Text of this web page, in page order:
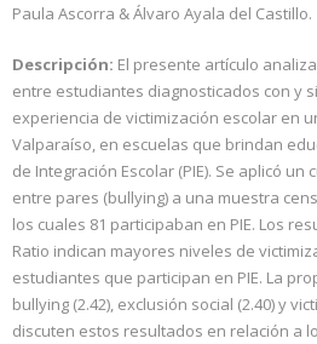
Paula Ascorra & Álvaro Ayala del Castillo.
Descripción: El presente artículo
entre estudiantes diagnosticados con y
experiencia de victimización escolar en
Valparaíso, en escuelas que brindan
de Integración Escolar (PIE). Se aplicó
entre pares (bullying) a una muestra
los cuales 81 participaban en PIE. Los
Ratio indican mayores niveles de
estudiantes que participan en PIE. La
bullying (2.42), exclusión social (2.40) y
discuten estos resultados en relación a